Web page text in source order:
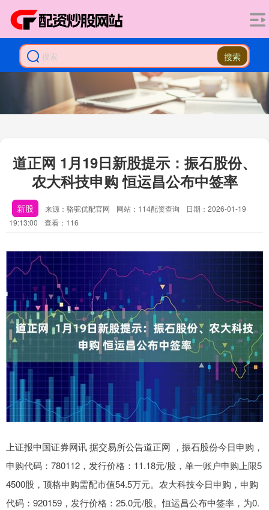
搜索
道正网 1月19日新股提示：振石股份、
农大科技申购 恒运昌公布中签率
新股 来源：骆驼优配官网 网站：114配资查询
日期：2026-01-19
19:13:00
查看：116
上证报中国证券网讯 据交易所公告道正网 ，振石股份今日申购，
申购代码：780112，发行价格：11.18元/股，单一账户申购上限5
4500股，顶格申购需配市值54.5万元。农大科技今日申购，申购
代码：920159，发行价格：25.0元/股。恒运昌公布中签率，为0.